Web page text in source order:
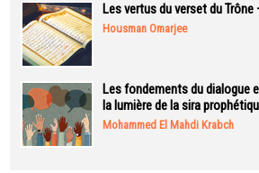
Les vertus du verset du
Housman Omarjee
Les fondements du dialogue
la lumière de la sira
Mohammed El Mahdi Krabch